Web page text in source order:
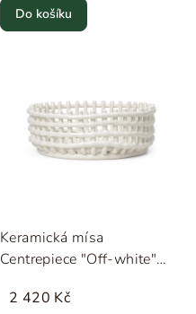
Do košíku
Keramická mísa
Centrepiece "Off-white"
2 420 Kč